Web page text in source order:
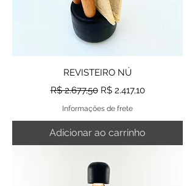
REVISTEIRO NÚ
Preço normal
R$ 2.677,50 Preço promocional
R$ 2.417,10
Informações de frete
Adicionar ao carrinho